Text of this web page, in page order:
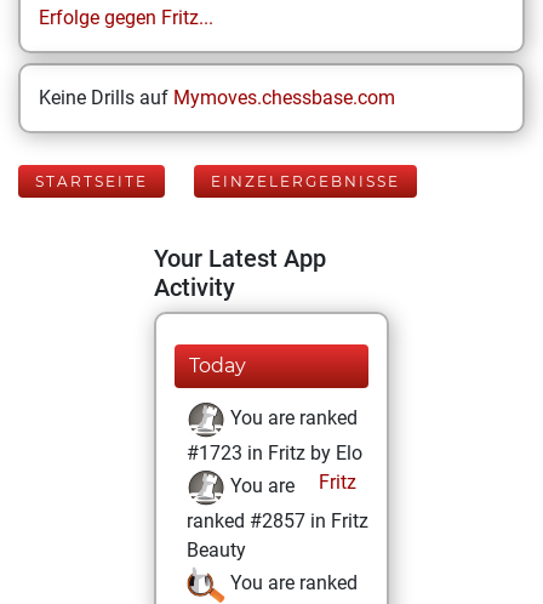
Erfolge gegen Fritz...
Keine Drills auf Mymoves.chessbase.com
STARTSEITE EINZELERGEBNISSE
Your Latest App
Activity
Today
You are ranked
#1723 in Fritz by Elo
Fritz
You are
ranked #2857 in Fritz
Beauty
You are ranked